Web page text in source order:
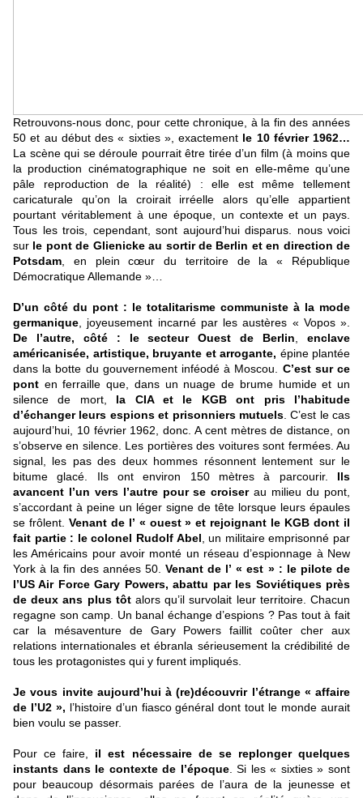
Retrouvons-nous donc, pour cette chronique, à la fin des années
50 et au début des « sixties », exactement le 10 février 1962…
La scène qui se déroule pourrait être tirée d’un film (à moins que
la production cinématographique ne soit en elle-même qu’une
pâle reproduction de la réalité) : elle est même tellement
caricaturale qu’on la croirait irréelle alors qu’elle appartient
pourtant véritablement à une époque, un contexte et un pays.
Tous les trois, cependant, sont aujourd’hui disparus. nous voici
sur le pont de Glienicke au sortir de Berlin et en direction de
Potsdam , en plein cœur du territoire de la « République
Démocratique Allemande »…
D’un côté du pont : le totalitarisme communiste à la mode
germanique , joyeusement incarné par les austères « Vopos ».
De l’autre, côté : le secteur Ouest de Berlin ,enclave
américanisée, artistique, bruyante et arrogante, épine plantée
dans la botte du gouvernement inféodé à Moscou. C’est sur ce
pont en ferraille que, dans un nuage de brume humide et un
silence de mort, la CIA et le KGB ont pris l’habitude
d’échanger leurs espions et prisonniers mutuels. C’est le cas
aujourd’hui, 10 février 1962, donc. A cent mètres de distance, on
s’observe en silence. Les portières des voitures sont fermées. Au
signal, les pas des deux hommes résonnent lentement sur le
bitume glacé. Ils ont environ 150 mètres à parcourir. Ils
avancent l’un vers l’autre pour se croiserau milieu du pont,
s’accordant à peine un léger signe de tête lorsque leurs épaules
se frôlent. Venant de l’ « ouest » et rejoignant le KGB dont il
fait partie : le colonel Rudolf Abel , un militaire emprisonné par
les Américains pour avoir monté un réseau d’espionnage à New
York à la fin des années 50. Venant de l’ « est » : le pilote de
l’US Air Force Gary Powers, abattu par les Soviétiques près
de deux ans plus tôtalors qu’il survolait leur territoire. Chacun
regagne son camp. Un banal échange d’espions ? Pas tout à fait
car la mésaventure de Gary Powers faillit coûter cher aux
relations internationales et ébranla sérieusement la crédibilité de
tous les protagonistes qui y furent impliqués.
Je vous invite aujourd’hui à (re)découvrir l’étrange « affaire
de l’U2 », l’histoire d’un fiasco général dont tout le monde aurait
bien voulu se passer.
Pour ce faire, il est nécessaire de se replonger quelques
instants dans le contexte de l’époque. Si les « sixties » sont
pour beaucoup désormais parées de l’aura de la jeunesse et